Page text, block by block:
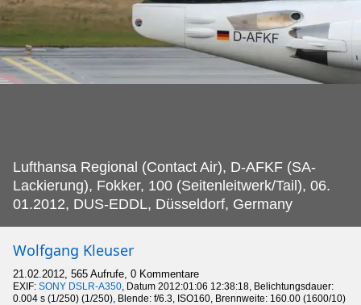
Lufthansa Regional (Contact Air), D-AFKF (SA-
Lackierung), Fokker, 100 (Seitenleitwerk/Tail), 06.
01.2012, DUS-EDDL, Düsseldorf, Germany
Wolfgang Kleuser
21.02.2012, 565 Aufrufe, 0 Kommentare
EXIF: SONY DSLR-A350, Datum 2012:01:06 12:38:18, Belichtungsdauer:
0.004 s (1/250) (1/250), Blende: f/6.3, ISO160, Brennweite: 160.00 (1600/10)